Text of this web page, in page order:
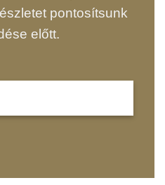
pontosítsunk
előtt.